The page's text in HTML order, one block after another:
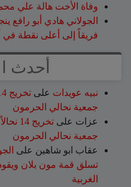
وفاة الأخت هالة علي
الجولاني هادي أبو
فريقاً إلى أعلى نقطة في
أحدث
نبيه عويدات على
جمعية نحالي الحرمون
عزات على
جمعية نحالي الحرمون
عقاب ابو شاهين على
تسلق قمة مون بلان
الغربية